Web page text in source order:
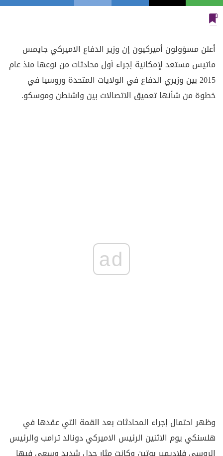
أعلن مسؤولون أميركيون إن وزير الدفاع الاميركي جايمس
ماتيس مستعد لإمكانية إجراء أول محادثات من نوعها منذ عام
2015 بين وزيري الدفاع في الولايات المتحدة وروسيا في
خطوة من شأنها تعميق الاتصالات بين واشنطن وموسكو.
ad
وظهر احتمال إجراء المحادثات بعد القمة التي عقدها في
هلسنكي يوم الاثنين الرئيس الاميركي دونالد ترامب والرئيس